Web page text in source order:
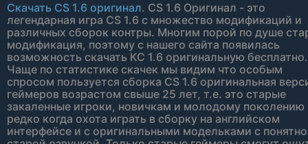
Скачать CS 1.6 оригинал. CS 1.6 Оригинал - это
легендарная игра CS 1.6 с множество модификаций и
различных сборок контры. Многим порой по душе
модификация, поэтому с нашего сайта появилась
возможность скачать КС 1.6 оригинальную бесплатно.
Чаще по статистике скачек мы видим что особым
спросом пользуется сборка CS 1.6 оригинальная
геймеров возрастом свыше 25 лет, т.е. это старые
закаленные игроки, новичкам и молодому поколению
редко когда охота играть в сборку на английском
интерфейсе и с оригинальными модельками с